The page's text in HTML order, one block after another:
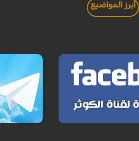
أبرز المواضيع